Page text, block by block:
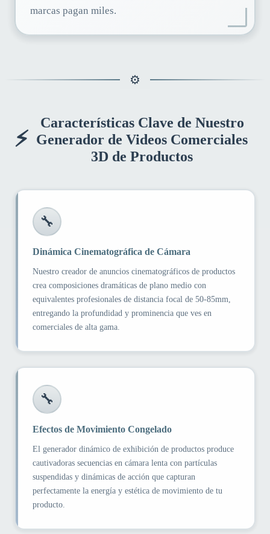
marcas pagan miles.
⚡
Características Clave de Nuestro
Generador de Videos Comerciales
3D de Productos
🔧
Dinámica Cinematográfica de Cámara
Nuestro creador de anuncios cinematográficos de productos
crea composiciones dramáticas de plano medio con
equivalentes profesionales de distancia focal de 50-85mm,
entregando la profundidad y prominencia que ves en
comerciales de alta gama.
🔧
Efectos de Movimiento Congelado
El generador dinámico de exhibición de productos produce
cautivadoras secuencias en cámara lenta con partículas
suspendidas y dinámicas de acción que capturan
perfectamente la energía y estética de movimiento de tu
producto.